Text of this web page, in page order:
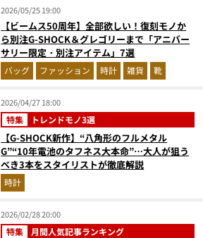
2026/05/25 19:00
【ビームス50周年】全部欲しい！復刻モノか
ら別注G-SHOCK＆グレゴリーまで「アニバー
サリー限定・別注アイテム」7選
バッグ ファッション 時計 雑貨 靴
2026/04/27 18:00
特集 トレンドモノ3選
【G-SHOCK新作】“八角形のフルメタル
G”“10年電池のタフネス大本命”…大人が狙う
べき3本をスタイリストが徹底解説
時計
2026/02/28 20:00
特集 月間人気記事ランキング